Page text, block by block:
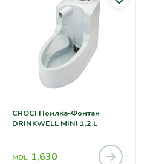
CROCI Поилка-Фонтан
DRINKWELL MINI 1,2 L
MDL 1,630